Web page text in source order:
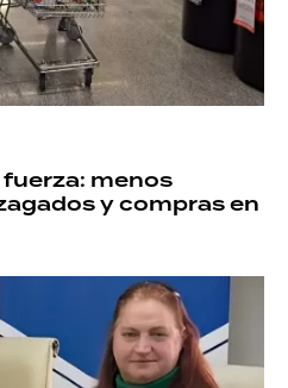
menos
y compras en